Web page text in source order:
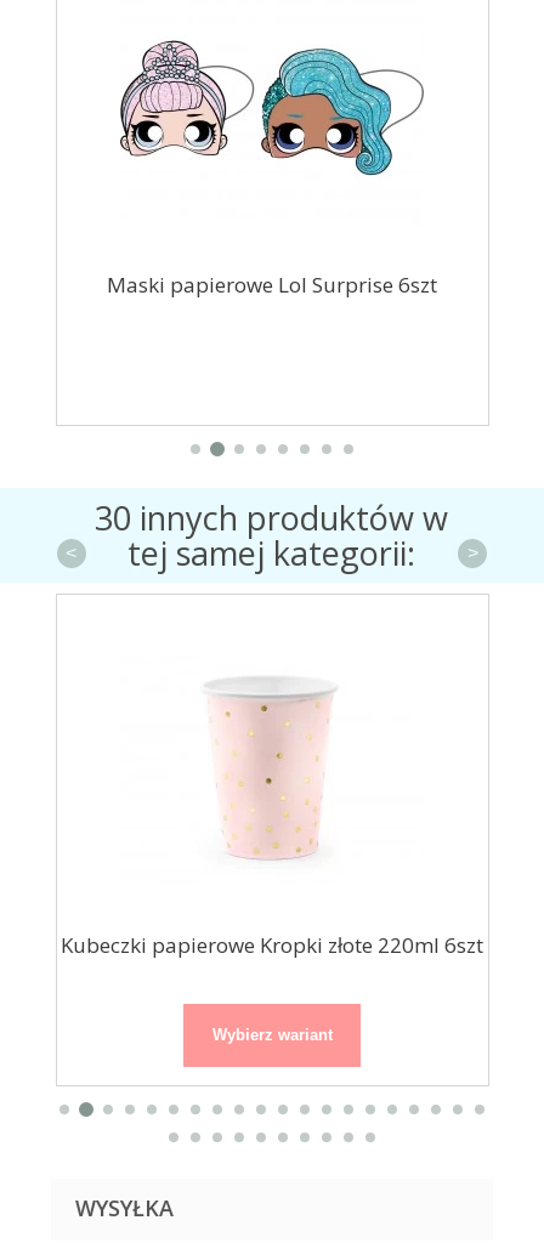
Maski papierowe Lol Surprise 6szt
30 innych produktów w
tej samej kategorii:
Kubeczki papierowe Kropki złote 220ml 6szt
Wybierz wariant
< >
WYSYŁKA